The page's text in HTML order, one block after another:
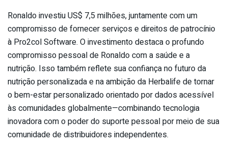
Ronaldo investiu US$ 7,5 milhões, juntamente com um
compromisso de fornecer serviços e direitos de patrocínio
à Pro2col Software. O investimento destaca o profundo
compromisso pessoal de Ronaldo com a saúde e a
nutrição. Isso também reflete sua confiança no futuro da
nutrição personalizada e na ambição da Herbalife de tornar
o bem-estar personalizado orientado por dados acessível
às comunidades globalmente—combinando tecnologia
inovadora com o poder do suporte pessoal por meio de sua
comunidade de distribuidores independentes.